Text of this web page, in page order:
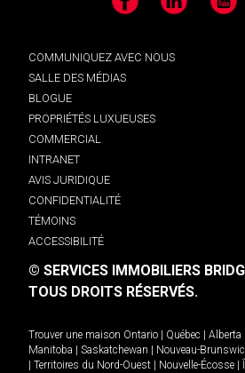
Facebook LinkedIn YouTube
COMMUNIQUEZ AVEC NOUS
SALLE DES MÉDIAS
BLOGUE
PROPRIÉTÉS LUXUEUSES
COMMERCIAL
INTRANET
AVIS JURIDIQUE
CONFIDENTIALITÉ
TÉMOINS
ACCESSIBILITÉ
© SERVICES IMMOBILIERS
TOUS DROITS RÉSERVÉS.
Trouver une maison Ontario Québec Alberta
Manitoba
Saskatchewan Nouveau-
Territoires du Nord-Ouest Nouvelle-Écosse